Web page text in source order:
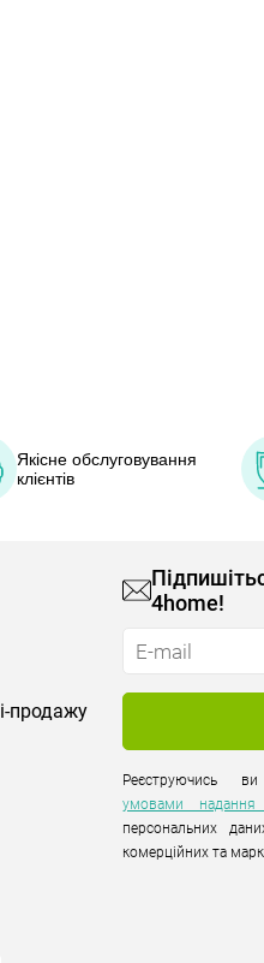
Якісне обслуговування
клієнтів
продажу
4home!
Реєструючись
умовами надання
персональних
комерційних та